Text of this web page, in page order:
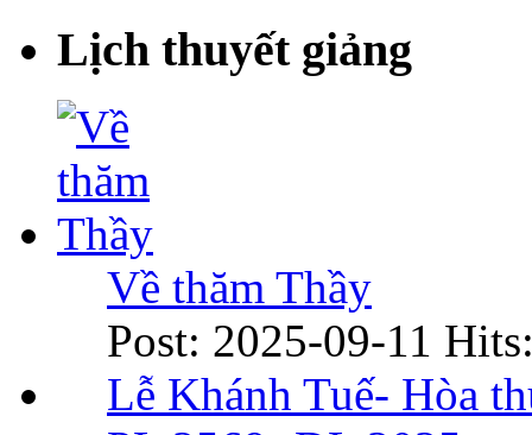
Lịch thuyết giảng
Về thăm Thầy
Post: 2025-09-11
Lễ Khánh Tuế- Hòa